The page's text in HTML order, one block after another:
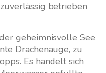
betrieben
geheimnisvolle See
Drachenauge, zu
Es handelt sich